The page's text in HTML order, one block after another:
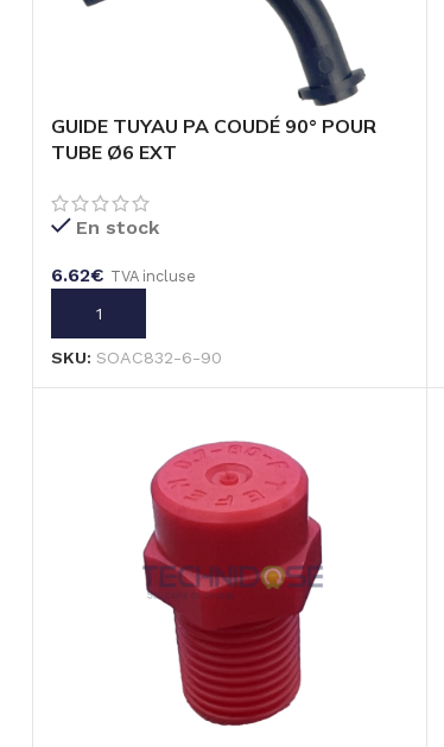
GUIDE TUYAU PA COUDÉ 90° POUR
TUBE Ø6 EXT
En stock
6.62€ TVA incluse
AJOUTER AU PANIER
SKU: SOAC832-6-90